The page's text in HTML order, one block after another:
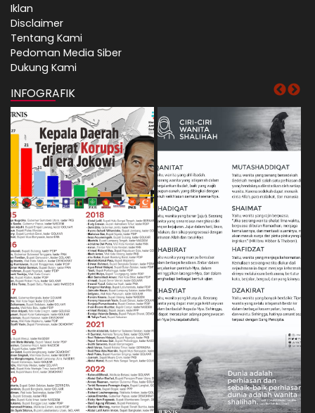
Iklan
Disclaimer
Tentang Kami
Pedoman Media Siber
Dukung Kami
INFOGRAFIK